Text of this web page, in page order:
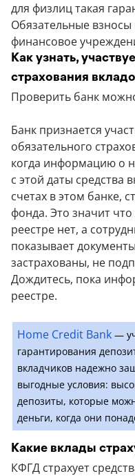
для физлиц такая
Обязательные взносы
финансовое
Как узнать,
страхования
Проверить банк
Банк признается
обязательного
когда информацию о
с этой даты средства
счетах в этом банке,
фонда. Это значит
реестре нет, а
показывает
застрахованы, не
Дождитесь, пока
реестре.
Home Credit Bank—
гарантирования
вкладчиков надежно
выгодные условия:
депозиты, которые
деньги, когда они
Какие вклады
КФГД страхует